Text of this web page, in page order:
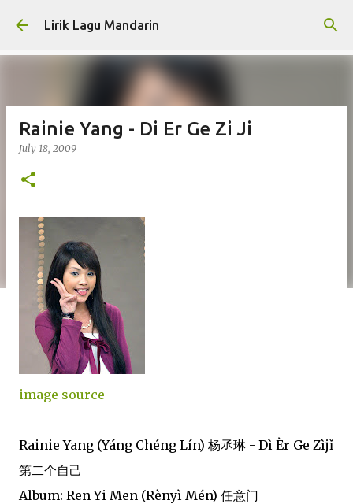
Skip to main content
Lirik Lagu Mandarin
Rainie Yang - Di Er Ge Zi Ji
July 18, 2009
image source
Rainie Yang (Yáng Chéng Lín) 杨丞琳 - Dì Èr Ge Zìjǐ
第二个自己
Album: Ren Yi Men (Rènyì Mén) 任意门